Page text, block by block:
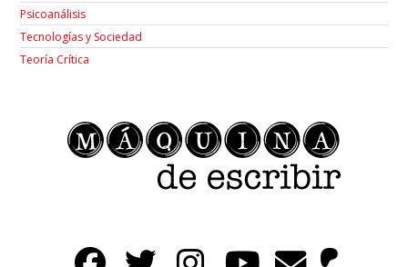
Psicoanálisis
Tecnologías y Sociedad
Teoría Crítica